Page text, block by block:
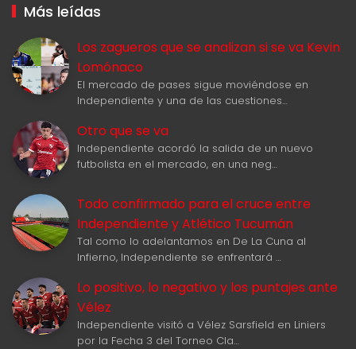
Más leídas
Los zagueros que se analizan si se va Kevin
Lomónaco
El mercado de pases sigue moviéndose en
Independiente y una de las cuestiones…
Otro que se va
Independiente acordó la salida de un nuevo
futbolista en el mercado, en una neg…
Todo confirmado para el cruce entre
Independiente y Atlético Tucumán
Tal como lo adelantamos en De La Cuna al
Infierno, Independiente se enfrentará …
Lo positivo, lo negativo y los puntajes ante
Vélez
Independiente visitó a Vélez Sarsfield en Liniers
por la Fecha 3 del Torneo Cla…